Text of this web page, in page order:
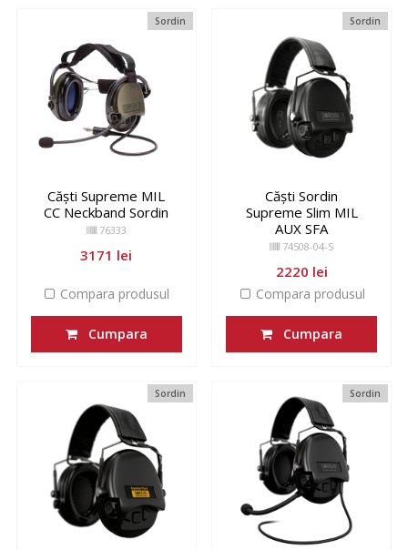
Sordin
Căști Supreme MIL
CC Neckband Sordin
76333
3171 lei
Compara produsul
Cumpara
Sordin
Căști Sordin
Supreme Slim MIL
AUX SFA
74508-04-S
2220 lei
Compara produsul
Cumpara
Sordin Sordin